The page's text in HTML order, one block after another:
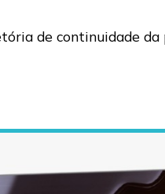
de continuidade